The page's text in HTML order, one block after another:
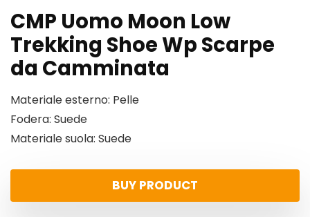
CMP Uomo Moon Low
Trekking Shoe Wp Scarpe
da Camminata
Materiale esterno: Pelle
Fodera: Suede
Materiale suola: Suede
BUY PRODUCT